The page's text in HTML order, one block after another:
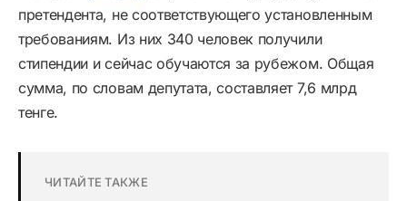
претендента, не соответствующего установленным
требованиям. Из них 340 человек получили
стипендии и сейчас обучаются за рубежом. Общая
сумма, по словам депутата, составляет 7,6 млрд
тенге.
ЧИТАЙТЕ ТАКЖЕ